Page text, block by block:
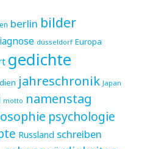
berlin bilder
düsseldorf Europa
gedichte
jahreschronik Japan
motto namenstag
psychologie
Russland schreiben